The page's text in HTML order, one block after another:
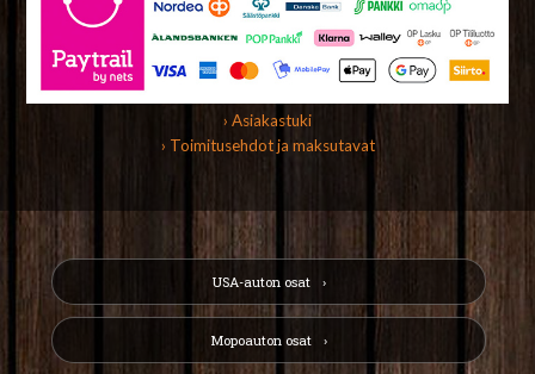
› Asiakastuki
› Toimitusehdot ja maksutavat
USA-auton osat
Mopoauton osat